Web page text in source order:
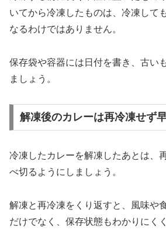
いてから冷凍したものは、冷凍して
なるわけではありません。
保存袋や容器には日付を書き、古い
ましょう。
解凍後のカレーは再冷凍せず
冷凍したカレーを解凍したあとは、
べ切るようにしましょう。
解凍と再冷凍をくり返すと、風味や
だけでなく、保存状態もわかりにく